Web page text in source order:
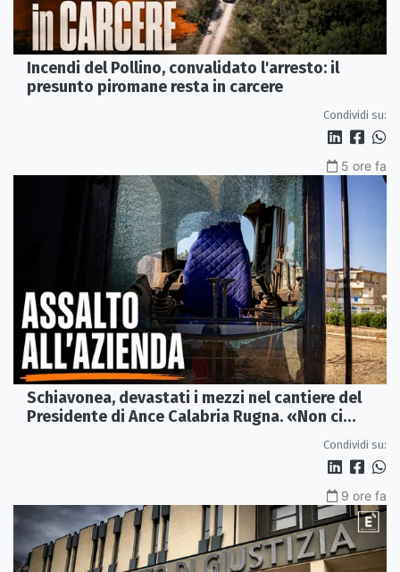
Incendi del Pollino, convalidato l'arresto: il
presunto piromane resta in carcere
Condividi su:
5 ore fa
Schiavonea, devastati i mezzi nel cantiere del
Presidente di Ance Calabria Rugna. «Non ci
Condividi su:
9 ore fa